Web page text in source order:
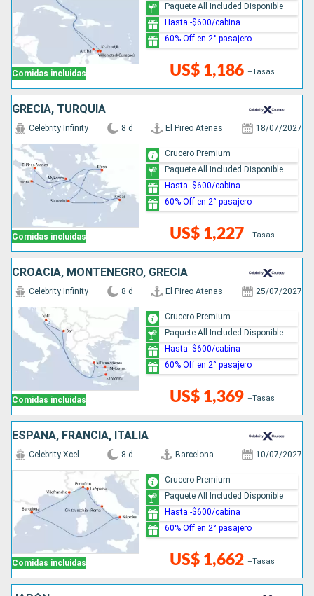
Comidas incluidas US$ 1,186 +Tasas
Paquete All Included Disponible
Hasta -$600/cabina
60% Off en 2° pasajero
GRECIA, TURQUÍA
Comidas incluidas
Celebrity Infinity 8 d El Pireo Atenas 18/07/2027
US$ 1,227 +Tasas
Crucero Premium
Paquete All Included Disponible
Hasta -$600/cabina
60% Off en 2° pasajero
CROACIA, MONTENEGRO, GRECIA
Comidas incluidas
Celebrity Infinity 8 d El Pireo Atenas 25/07/2027
US$ 1,369 +Tasas
Crucero Premium
Paquete All Included Disponible
Hasta -$600/cabina
60% Off en 2° pasajero
ESPAÑA, FRANCIA, ITALIA
Comidas incluidas
Celebrity Xcel 8 d Barcelona 10/07/2027
US$ 1,662 +Tasas
Crucero Premium
Paquete All Included Disponible
Hasta -$600/cabina
60% Off en 2° pasajero